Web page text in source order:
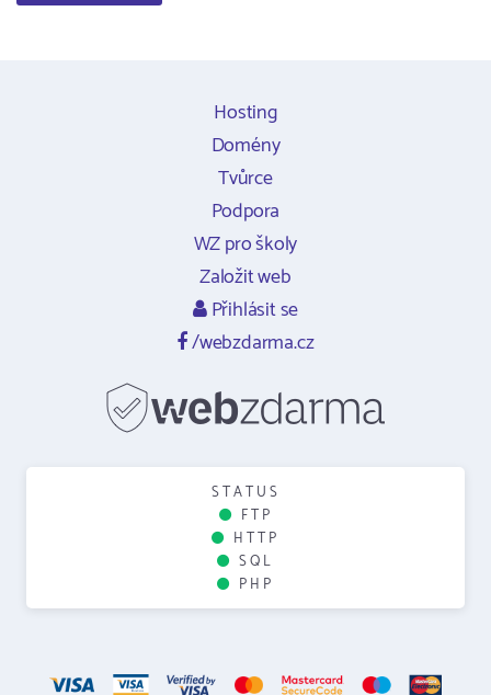
Hosting
Domény
Tvůrce
Podpora
WZ pro školy
Založit web
Přihlásit se
/webzdarma.cz
STATUS
FTP
HTTP
SQL
PHP